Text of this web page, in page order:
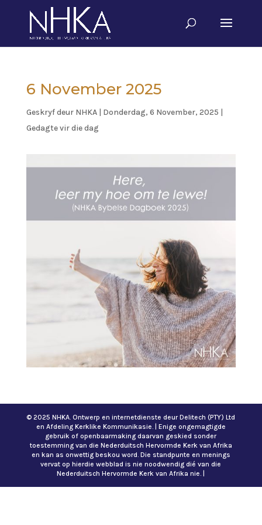
6 November 2025
Geskryf deur NHKA| Donderdag, 6 November, 2025 |
Gedagte vir die dag
© 2025 NHKA. Ontwerp en internetdienste deur Delitech (PTY) Ltd
en Afdeling Kerklike Kommunikasie. | Enige ongemagtigde
gebruik of openbaarmaking daarvan geskied sonder
toestemming van die Nederduitsch Hervormde Kerk van Afrika
en kan as onwettig beskou word. Die standpunte en menings
vervat op hierdie webblad is nie noodwendig dié van die
Nederduitsch Hervormde Kerk van Afrika nie. |